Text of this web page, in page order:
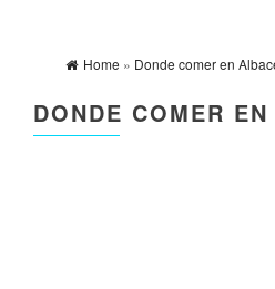
Home » Donde comer en
DONDE COMER